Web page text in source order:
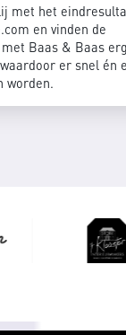
met het
en vinden de
Baas & Baas
er snel én
worden.